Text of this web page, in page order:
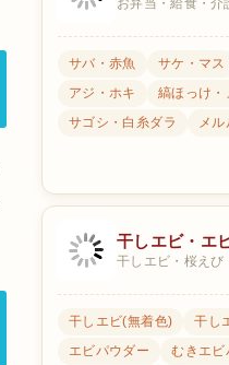
お弁当・給食・介
サバ・赤魚 サケ・マス
アジ・ホキ
縞ほっけ・
サゴシ・白糸ダラ
メ
干しエビ・エ
干しエビ・桜えび
干しエビ(無着色) 干し
エビパウダー
むきエビ